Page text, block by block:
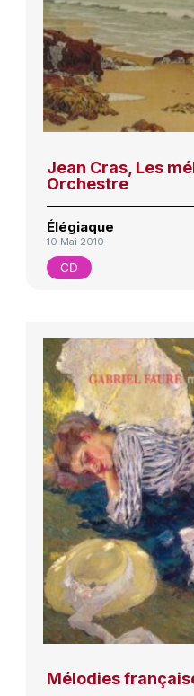
Jean Cras, Les
Orchestre
Élégiaque
10 Mai 2010
CD
Mélodies